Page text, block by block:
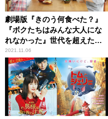
劇場版『きのう何食べた？』
『ボクたちはみんな大人にな
れなかった』世代を超えた共
感ムービー2選
2021.11.06